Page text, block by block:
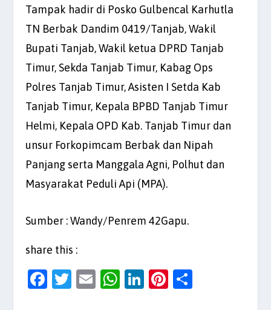
Tampak hadir di Posko Gulbencal Karhutla
TN Berbak Dandim 0419/Tanjab, Wakil
Bupati Tanjab, Wakil ketua DPRD Tanjab
Timur, Sekda Tanjab Timur, Kabag Ops
Polres Tanjab Timur, Asisten I Setda Kab
Tanjab Timur, Kepala BPBD Tanjab Timur
Helmi, Kepala OPD Kab. Tanjab Timur dan
unsur Forkopimcam Berbak dan Nipah
Panjang serta Manggala Agni, Polhut dan
Masyarakat Peduli Api (MPA).
Sumber : Wandy/Penrem 42Gapu.
share this :
F
T
E
W Li
Pi